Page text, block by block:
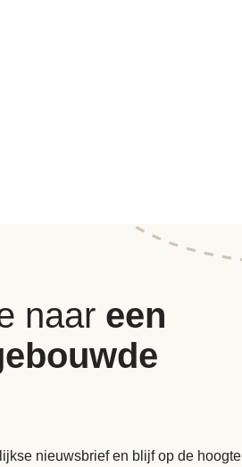
naar een
nieuwsbrief en blijf op de hoogte